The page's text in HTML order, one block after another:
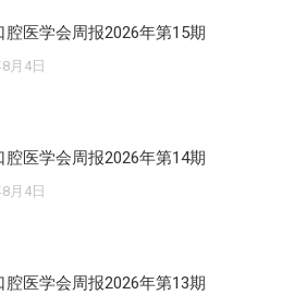
腔医学会周报2026年第15期
月4日
腔医学会周报2026年第14期
月4日
腔医学会周报2026年第13期